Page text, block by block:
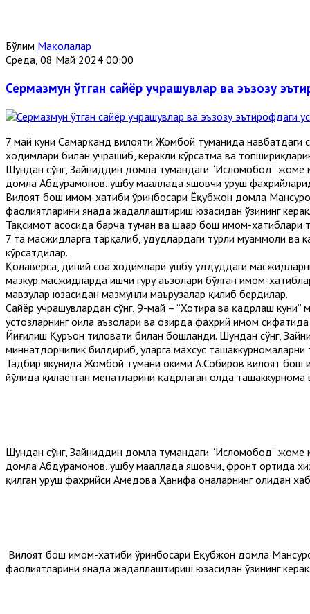
Бўлим Мақолалар
Среда, 08 Май 2024 00:00
Сермазмун ўтган сайёр учрашувлар ва эъзозу
7 май куни Самарқанд вилояти Жомбой туманида
ходимлари билан учрашиб, керакли кўрсатма ва
Шундан сўнг, Зайниддин домла тумандаги “Исломобод” жоме
домла Абдураҳмонов, ушбу маҳаллада яшовчи уруш
Вилоят бош имом-хатиби ўринбосари Ёқубжон домла
фаолиятларини янада жадаллаштириш юзасидан ўзининг
Тақсимот асосида барча туман ва шаҳар бош имом-хатиблари
7 та масжидларга тарқалиб, ҳудудлардаги турли муаммоли ва
кўрсатдилар.
Қолаверса, диний соҳа ходимлари ушбу ҳуддуддаги
мазкур масжидларда ишчи гуруҳ аъзолари бўлган имом-
мавзулар юзасидан мазмунли маърузалар қилиб бердилар.
Сайёр учрашувлардан сўнг, 9-май – “Хотира ва қадрлаш куни”
устозларнинг оила аъзолари ва ҳозирда фахрий имом
Йиғилиш Қуръон тиловати билан бошланди. Шундан сўнг,
миннатдорчилик билдириб, уларга махсус
Тадбир якунида Жомбой тумани ҳокими А.Собиров вилоят
йўлида қилаётган меҳнатларини қадрлаган ҳолда
Шундан сўнг, Зайниддин домла тумандаги “Исломобод” жоме
домла Абдураҳмонов, ушбу маҳаллада яшовчи, фронт ортида
қилган уруш фахрийси Аҳмедова Ҳанифа оналарнинг ҳолидан
Вилоят бош имом-хатиби ўринбосари Ёқубжон домла
фаолиятларини янада жадаллаштириш юзасидан ўзининг